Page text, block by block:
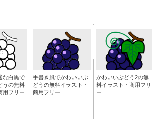
な白黒で
うの無料
用フリー
手書き風でかわいいぶ
どうの無料イラスト・
商用フリー
かわいいぶどう2の無
料イラスト・商用フリ
ー